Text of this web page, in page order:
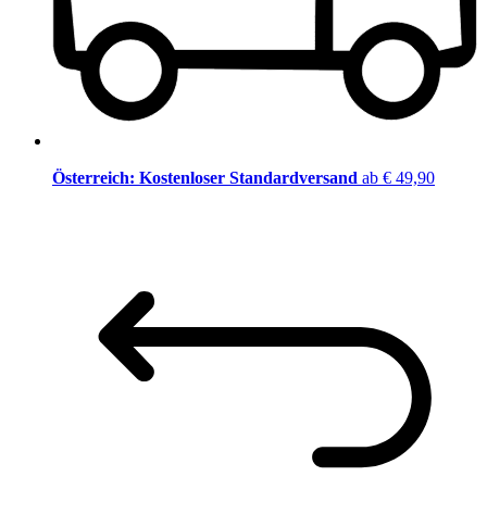
Österreich: Kostenloser Standardversand ab € 49,90